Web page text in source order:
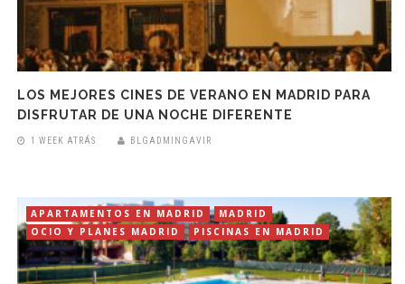
LOS MEJORES CINES DE VERANO EN MADRID PARA
DISFRUTAR DE UNA NOCHE DIFERENTE
1 WEEK ATRÁS BLGADMINGAVIR
APARTAMENTOS EN MADRID
MADRID
OCIO Y PLANES MADRID
PISCINAS EN MADRID